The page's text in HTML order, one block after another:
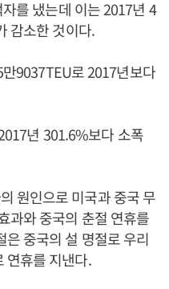
를 냈는데 이는 2017년 4
감소한 것이다.
9037TEU로 2017년보다
년 301.6%보다 소폭
원인으로 미국과 중국 무
과와 중국의 춘절 연휴를
중국의 설 명절로 우리
연휴를 지낸다.